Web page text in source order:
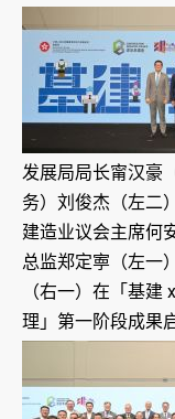
发展局局长甯汉豪
务）刘俊杰（左二
建造业议会主席何
总监郑定寕（左一
（右一）在「基建
理」第一阶段成果